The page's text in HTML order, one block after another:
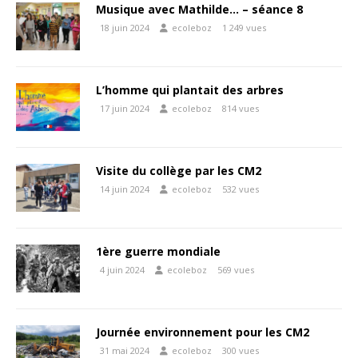
Musique avec Mathilde… – séance 8
18 juin 2024 ecoleboz 1 249 vues
L’homme qui plantait des arbres
17 juin 2024 ecoleboz 814 vues
Visite du collège par les CM2
14 juin 2024 ecoleboz 532 vues
1ère guerre mondiale
4 juin 2024 ecoleboz 569 vues
Journée environnement pour les CM2
31 mai 2024 ecoleboz 300 vues